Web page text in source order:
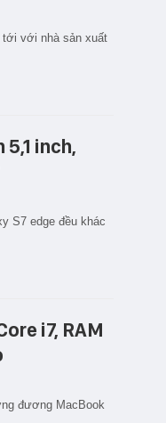
tới với nhà sản xuất
5,1 inch,
S7 edge đều khác
i7, RAM
đương MacBook